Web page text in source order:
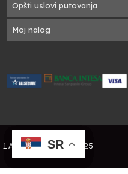
Opšti uslovi putovanja
Moj nalog
1 A Travel Green - ©2025
SR
SR
SR
SR